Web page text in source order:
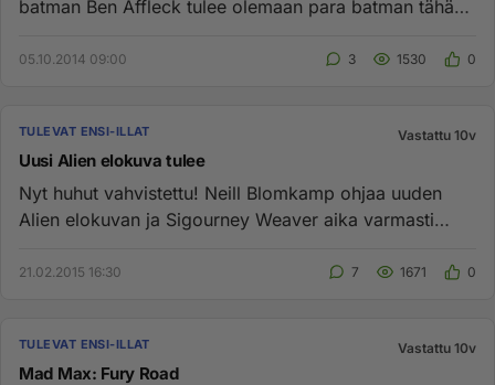
batman Ben Affleck tulee olemaan para batman tähän
05.10.2014 09:00 3 1530 0
TULEVAT ENSI-ILLAT Vastattu 10v
Uusi Alien elokuva tulee
Nyt huhut vahvistettu! Neill Blomkamp ohjaa uuden
Alien elokuvan ja Sigourney Weaver aika varmasti
21.02.2015 16:30 7 1671 0
TULEVAT ENSI-ILLAT Vastattu 10v
Mad Max: Fury Road